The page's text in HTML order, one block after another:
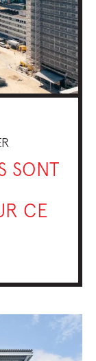
SONT
CE